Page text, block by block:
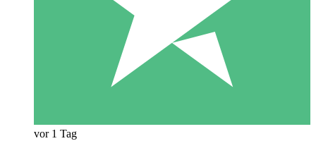
vor 1 Tag